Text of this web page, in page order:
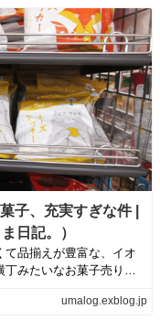
子、充実すぎな件 |
日記。）
て品揃えが豊富な、イオ
丁みたいなお菓子売り場
umalog.exblog.jp